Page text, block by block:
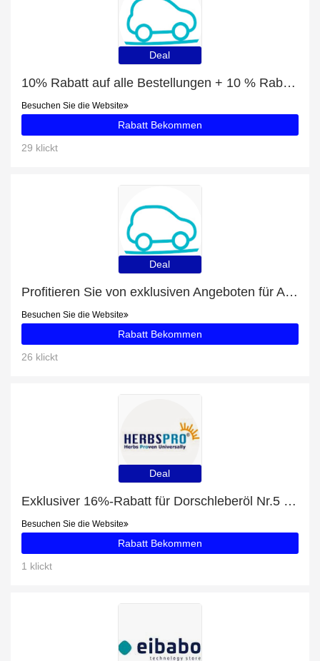
Deal
10% Rabatt auf alle Bestellungen + 10 % Rabatt auf Autovermietung in Irland
Besuchen Sie die Website
Rabatt Bekommen
29 klickt
Deal
Profitieren Sie von exklusiven Angeboten für Autovermietung in London + 50% Rabatt auf Newsletter-Abonnements
Besuchen Sie die Website
Rabatt Bekommen
26 klickt
Deal
Exklusiver 16%-Rabatt für Dorschleberöl Nr.5 16 OZ von Sonne Products
Besuchen Sie die Website
Rabatt Bekommen
1 klickt